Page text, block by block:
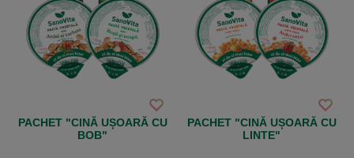
PACHET "CINĂ UȘOARĂ CU
BOB"
PACHET "CINĂ UȘOARĂ CU
LINTE"